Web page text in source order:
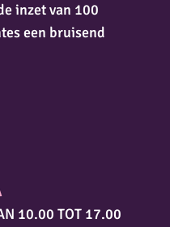
inzet van 100
een bruisend
10.00 TOT 17.00